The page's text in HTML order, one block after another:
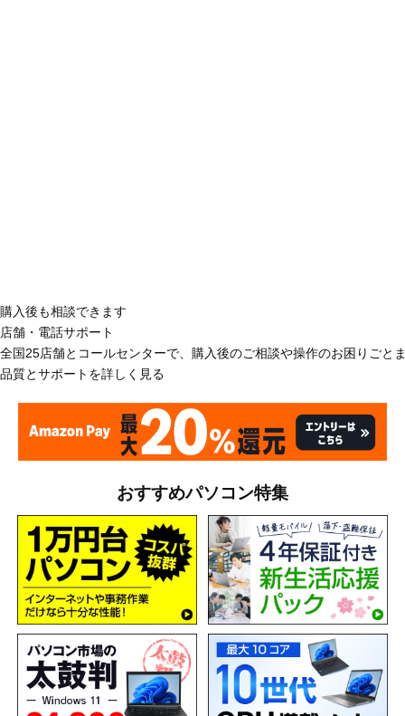
購入後も相談できます
店舗・電話サポート
全国25店舗とコールセンターで、購入後のご相談や操作のお困りごと
品質とサポートを詳しく見る
おすすめパソコン特集